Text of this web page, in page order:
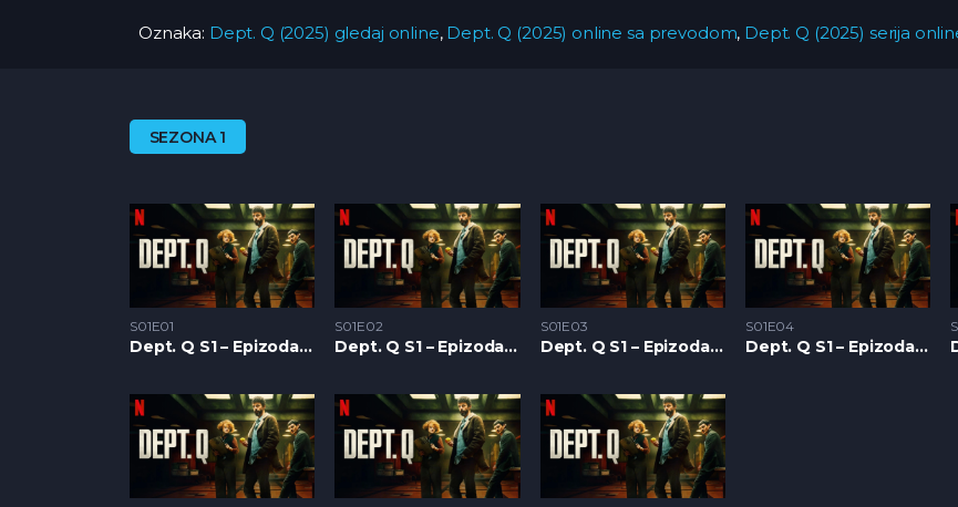
Oznaka: Dept. Q (2025) gledaj online, Dept. Q (2025) online sa prevodom, Dept. Q (2025) serija
SEZONA 1
S01E01
Dept. Q S1 – Epizoda 01
S01E02
Dept. Q S1 – Epizoda 02
S01E03
Dept. Q S1 – Epizoda 03
S01E04
Dept. Q S1 – Epizoda 04